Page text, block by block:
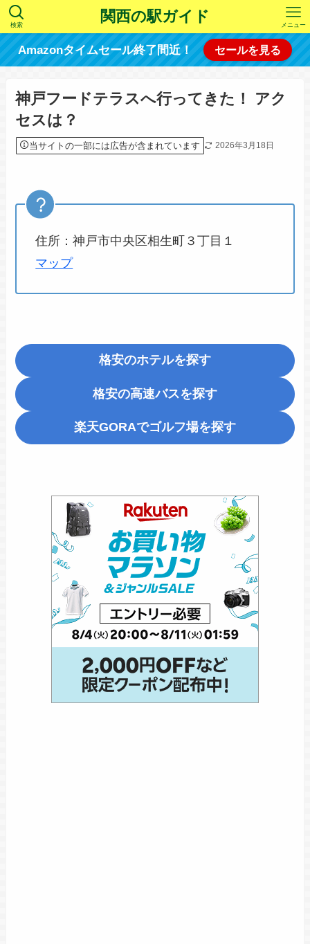
関西の駅ガイド
検索 メニュー
Amazonタイムセール終了間近！ セールを見る
神戸フードテラスへ行ってきた！ アク
セスは？
当サイトの一部には広告が含まれています 2026年3月18日
住所：神戸市中央区相生町３丁目１
マップ
格安のホテルを探す
格安の高速バスを探す
楽天GORAでゴルフ場を探す